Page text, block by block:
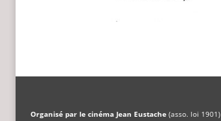
Organisé par le cinéma Jean Eustache(asso. loi 1901)